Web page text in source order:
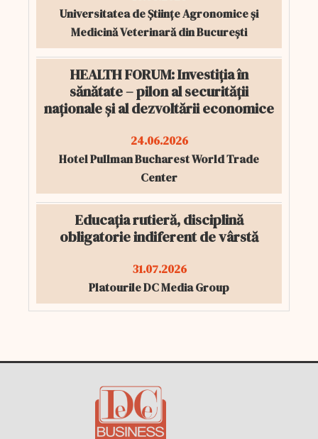
Universitatea de Științe Agronomice și
Medicină Veterinară din București
HEALTH FORUM: Investiția în
sănătate – pilon al securității
naționale și al dezvoltării economice
24.06.2026
Hotel Pullman Bucharest World Trade
Center
Educația rutieră, disciplină
obligatorie indiferent de vârstă
31.07.2026
Platourile DC Media Group